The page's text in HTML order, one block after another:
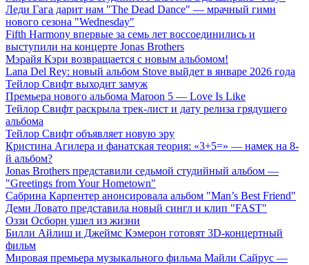
Леди Гага дарит нам "The Dead Dance" — мрачный гимн
нового сезона "Wednesday"
Fifth Harmony впервые за семь лет воссоединились и
выступили на концерте Jonas Brothers
Мэрайя Кэри возвращается с новым альбомом!
Lana Del Rey: новый альбом Stove выйдет в январе 2026 года
Тейлор Свифт выходит замуж
Премьера нового альбома Maroon 5 — Love Is Like
Тейлор Свифт раскрыла трек-лист и дату релиза грядущего
альбома
Тейлор Свифт объявляет новую эру
Кристина Агилера и фанатская теория: «3+5=» — намек на 8-
й альбом?
Jonas Brothers представили седьмой студийный альбом —
"Greetings from Your Hometown"
Сабрина Карпентер анонсировала альбом "Man’s Best Friend"
Деми Ловато представила новый сингл и клип "FAST"
Оззи Осборн ушел из жизни
Билли Айлиш и Джеймс Кэмерон готовят 3D-концертный
фильм
Мировая премьера музыкального фильма Майли Сайрус —